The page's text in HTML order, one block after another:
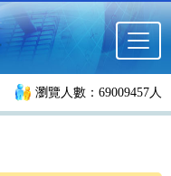
瀏覽人數：69009457人